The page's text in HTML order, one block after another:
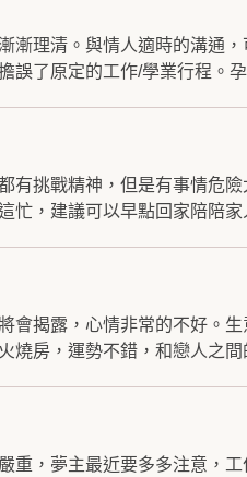
漸理清。與情人適時的溝通
誤了原定的工作/學業行程。
有挑戰精神，但是有事情危
忙，建議可以早點回家陪陪
會揭露，心情非常的不好。
燒房，運勢不錯，和戀人之
重，夢主最近要多多注意，